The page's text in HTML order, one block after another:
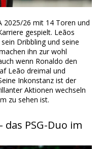
2025/26 mit 14 Toren und
gespielt. Leãos
Dribbling und seine
ihn zur wohl
wenn Ronaldo den
Leão dreimal und
Inkonstanz ist der
Aktionen wechseln
zu sehen ist.
das PSG-Duo im